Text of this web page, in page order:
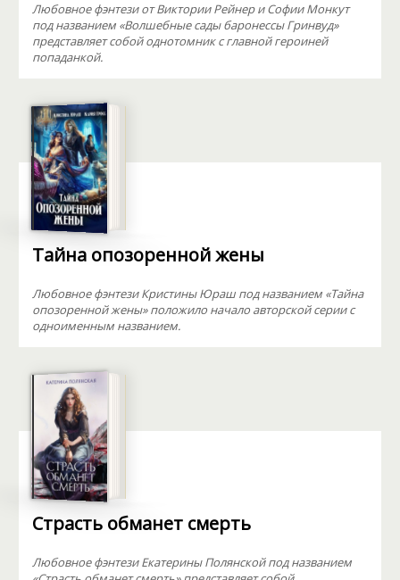
Любовное фэнтези от Виктории Рейнер и Софии Монкут
под названием «Волшебные сады баронессы Гринвуд»
представляет собой однотомник с главной героиней
попаданкой.
Тайна опозоренной жены
Любовное фэнтези Кристины Юраш под названием «Тайна
опозоренной жены» положило начало авторской серии с
одноименным названием.
Страсть обманет смерть
Любовное фэнтези Екатерины Полянской под названием